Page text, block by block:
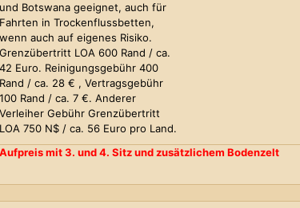
und Botswana geeignet, auch für
Fahrten in Trockenflussbetten,
wenn auch auf eigenes Risiko.
Grenzübertritt LOA 600 Rand / ca.
42 Euro. Reinigungsgebühr 400
Rand / ca. 28 € , Vertragsgebühr
100 Rand / ca. 7 €. Anderer
Verleiher Gebühr Grenzübertritt
LOA 750 N$ / ca. 56 Euro pro Land.
mit 3. und 4. Sitz und zusätzlichem Bodenzelt